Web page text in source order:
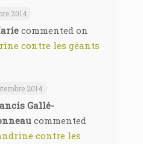
2014
commented on
contre les géants
2014
Gallé-
commented
contre les